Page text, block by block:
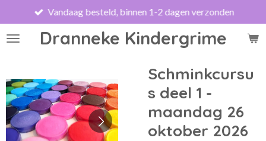
direct
naar
Dranneke Kindergrime
Vandaag besteld, binnen 1-2 dagen verzonden
Schminkcursu
s deel 1 -
maandag 26
oktober 2026